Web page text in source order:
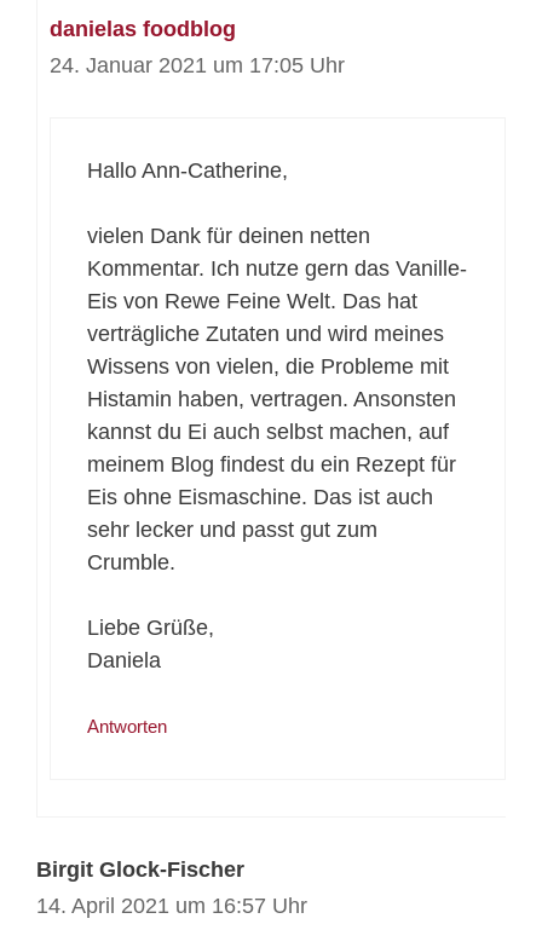
danielas foodblog
24. Januar 2021 um 17:05 Uhr
Hallo Ann-Catherine,
vielen Dank für deinen netten
Kommentar. Ich nutze gern das Vanille-
Eis von Rewe Feine Welt. Das hat
verträgliche Zutaten und wird meines
Wissens von vielen, die Probleme mit
Histamin haben, vertragen. Ansonsten
kannst du Ei auch selbst machen, auf
meinem Blog findest du ein Rezept für
Eis ohne Eismaschine. Das ist auch
sehr lecker und passt gut zum
Crumble.
Liebe Grüße,
Daniela
Antworten
Birgit Glock-Fischer
14. April 2021 um 16:57 Uhr